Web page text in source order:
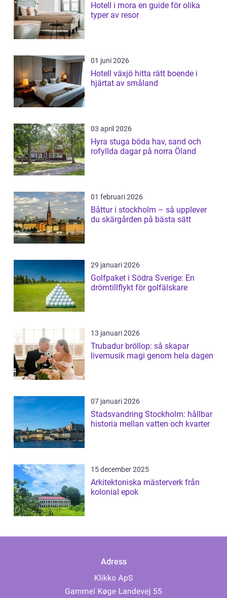
Hotell i mora en guide för olika
typer av resor
01 juni 2026
Hotell växjö hitta rätt boende i
hjärtat av småland
03 april 2026
Hyra stuga böda hav, sand och
rofyllda dagar på norra Öland
01 februari 2026
Båttur i stockholm – så upplever
du skärgården på bästa sätt
29 januari 2026
Golfpaket i Södra Sverige: En
drömtillflykt för golfälskare
13 januari 2026
Trubadur bröllop: så skapar
livemusik magi genom hela dagen
07 januari 2026
Stadsvandring Stockholm: hållbar
historia mellan vatten och kvarter
15 december 2025
Arkitektoniska mästerverk från
kolonial epok
Adress